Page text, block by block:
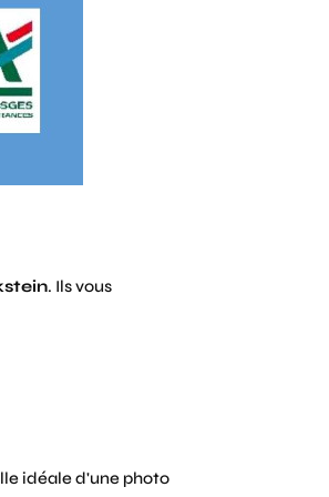
. Ils vous
idéale d'une photo